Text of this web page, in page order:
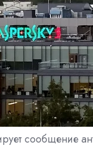
сообщение